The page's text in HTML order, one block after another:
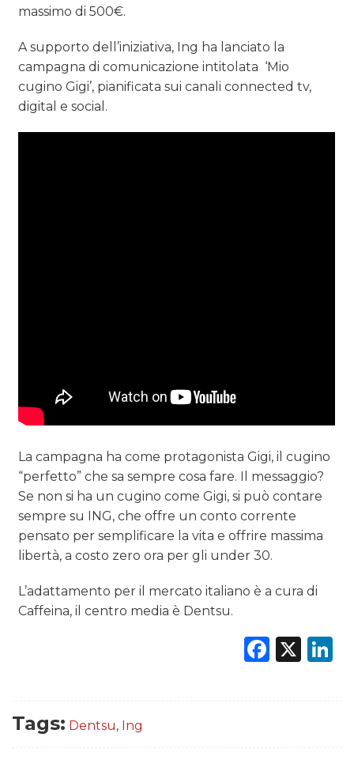
massimo di 500€.
A supporto dell’iniziativa, Ing ha lanciato la
campagna di comunicazione intitolata ‘Mio
cugino Gigi’, pianificata sui canali connected tv,
digital e social.
La campagna ha come protagonista Gigi, il cugino
“perfetto” che sa sempre cosa fare. Il messaggio?
Se non si ha un cugino come Gigi, si può contare
sempre su ING, che offre un conto corrente
pensato per semplificare la vita e offrire massima
libertà, a costo zero ora per gli under 30.
L’adattamento per il mercato italiano è a cura di
Caffeina, il centro media è Dentsu.
X
Tags: Dentsu, Ing